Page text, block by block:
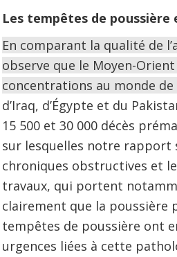
Les tempêtes de
En comparant la qualité de
observe que le Moyen-
concentrations au monde
d’Iraq, d’Égypte et du
15 500 et 30 000 décès
sur lesquelles notre rapport
chroniques obstructives et
travaux, qui portent
clairement que la poussière
tempêtes de poussière ont
urgences liées à cette